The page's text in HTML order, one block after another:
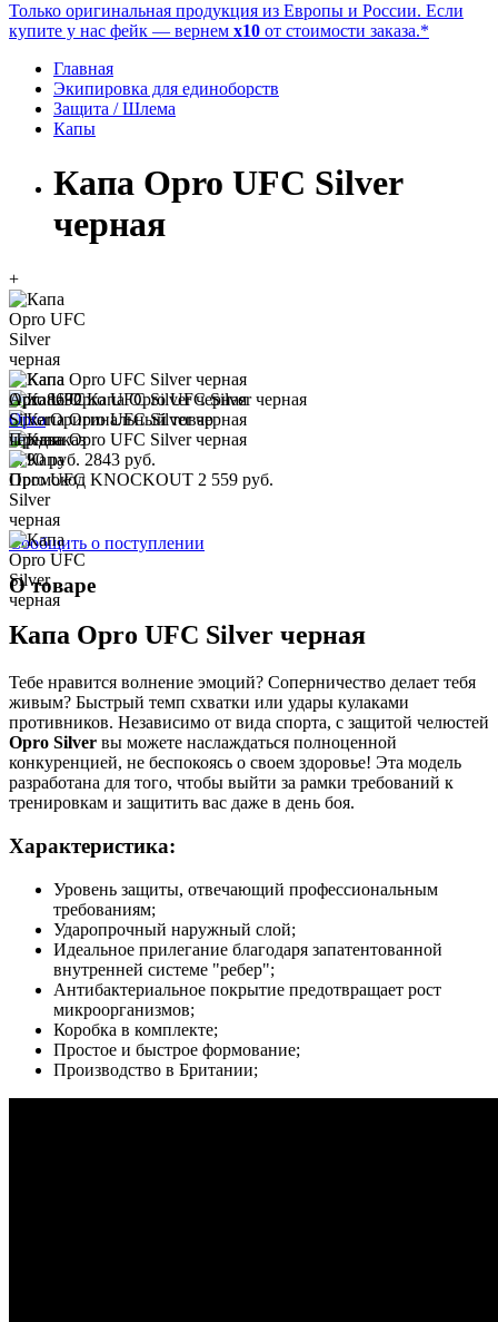
Только оригинальная продукция из Европы и России. Если
купите у нас фейк — вернем x10 от стоимости заказа.*
Главная
Экипировка для единоборств
Защита / Шлема
Капы
Капа Opro UFC Silver
черная
+
Арт. 8692 Капа Opro UFC Silver черная
Opro Оригинальный товар
Предзаказ
3790 руб. 2843 руб.
Промокод KNOCKOUT 2 559 руб.
Сообщить о поступлении
О товаре
Капа Opro UFC Silver черная
Тебе нравится волнение эмоций? Соперничество делает тебя
живым? Быстрый темп схватки или удары кулаками
противников. Независимо от вида спорта, с защитой челюстей
Opro Silver вы можете наслаждаться полноценной
конкуренцией, не беспокоясь о своем здоровье! Эта модель
разработана для того, чтобы выйти за рамки требований к
тренировкам и защитить вас даже в день боя.
Характеристика:
Уровень защиты, отвечающий профессиональным
требованиям;
Ударопрочный наружный слой;
Идеальное прилегание благодаря запатентованной
внутренней системе "ребер";
Антибактериальное покрытие предотвращает рост
микроорганизмов;
Коробка в комплекте;
Простое и быстрое формование;
Производство в Британии;